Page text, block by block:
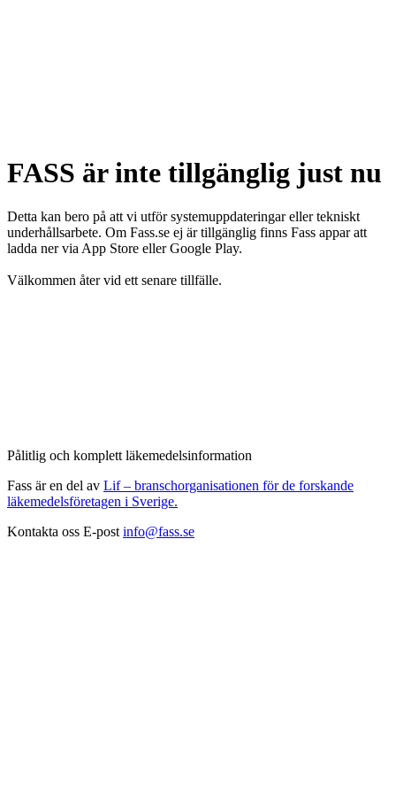
FASS är inte tillgänglig just nu
Detta kan bero på att vi utför systemuppdateringar eller tekniskt
underhållsarbete. Om Fass.se ej är tillgänglig finns Fass appar att
ladda ner via App Store eller Google Play.
Välkommen åter vid ett senare tillfälle.
Pålitlig och komplett läkemedelsinformation
Fass är en del av Lif – branschorganisationen för de forskande
läkemedelsföretagen i Sverige.
Kontakta oss E-post info@fass.se